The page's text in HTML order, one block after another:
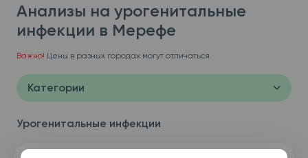
Анализы на урогенитальные
инфекции в Мерефe
Важно! Цены в разных городах могут отличаться.
Категории
Урогенитальные инфекции